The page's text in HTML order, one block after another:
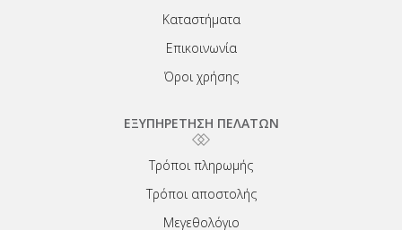
Καταστήματα
Επικοινωνία
Όροι χρήσης
ΕΞΥΠΗΡΕΤΗΣΗ ΠΕΛΑΤΩΝ
Τρόποι πληρωμής
Τρόποι αποστολής
Μεγεθολόγιο